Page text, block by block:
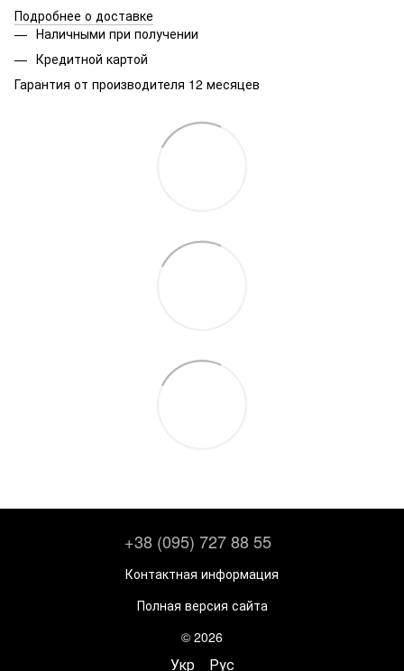
Подробнее о доставке
Наличными при получении
Кредитной картой
Гарантия от производителя 12 месяцев
+38 (095) 727 88 55
Контактная информация
Полная версия сайта
© 2026
Укр Рус